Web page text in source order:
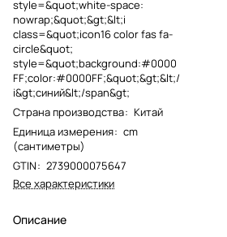
style=&quot;white-space:
nowrap;&quot;&gt;&lt;i
class=&quot;icon16 color fas fa-
circle&quot;
style=&quot;background:#0000
FF;color:#0000FF;&quot;&gt;&lt;/
i&gt;синий&lt;/span&gt;
Страна производства: Китай
Единица измерения: cm
(сантиметры)
GTIN: 2739000075647
Все характеристики
Описание